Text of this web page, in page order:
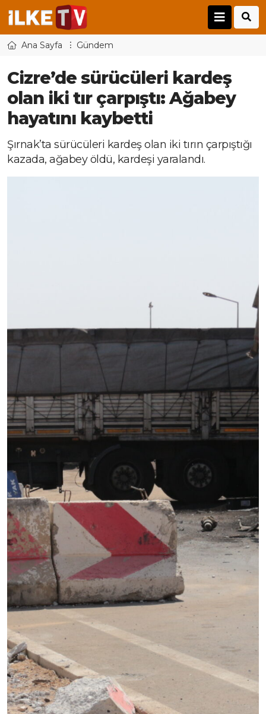
Ana Sayfa Gündem
Cizre’de sürücüleri kardeş
olan iki tır çarpıştı: Ağabey
hayatını kaybetti
Şırnak’ta sürücüleri kardeş olan iki tırın çarpıştığı
kazada, ağabey öldü, kardeşi yaralandı.